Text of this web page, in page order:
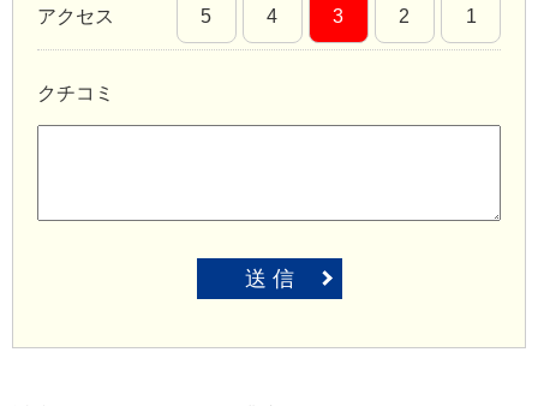
アクセス 5 4 3 2 1
クチコミ
送 信